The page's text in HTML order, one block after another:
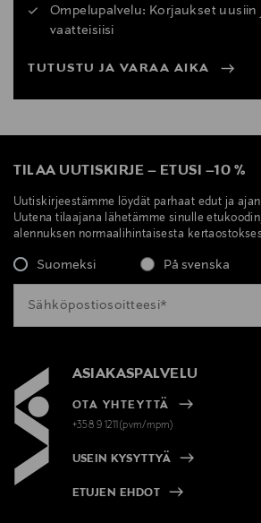
Ompelupalvelu: Korjaukset uusiin
vaatteisiisi
TUTUSTU JA VARAA AIKA
TILAA UUTISKIRJE – ETUSI –10 %
Uutiskirjeestämme löydät parhaat edut ja
Uutena tilaajana lähetämme sinulle
alennuksen normaalihintaisesta
Suomeksi På svenska
ASIAKASPALVELU
OTA YHTEYTTÄ
+358 9 1211(pvm/mpm)
USEIN KYSYTTYÄ
ETUJEN EHDOT